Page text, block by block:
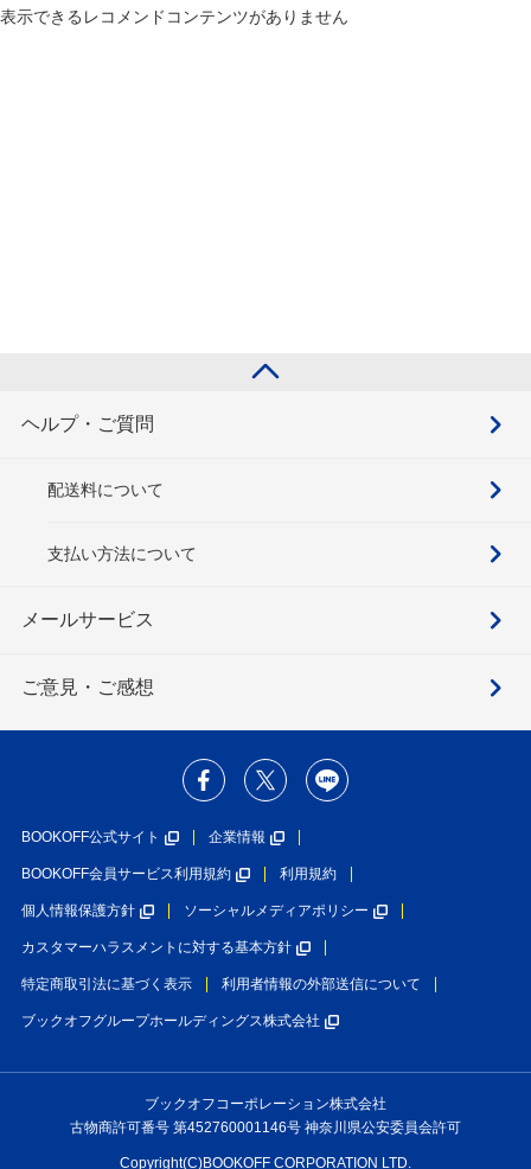
表示できるレコメンドコンテンツがありません
ヘルプ・ご質問
配送料について
支払い方法について
メールサービス
ご意見・ご感想
BOOKOFF公式サイト 企業情報
BOOKOFF会員サービス利用規約 利用規約
個人情報保護方針 ソーシャルメディアポリシー
カスタマーハラスメントに対する基本方針
特定商取引法に基づく表示 利用者情報の外部送信について
ブックオフグループホールディングス株式会社
ブックオフコーポレーション株式会社
古物商許可番号 第452760001146号 神奈川県公安委員会許可
Copyright(C)BOOKOFF CORPORATION LTD.